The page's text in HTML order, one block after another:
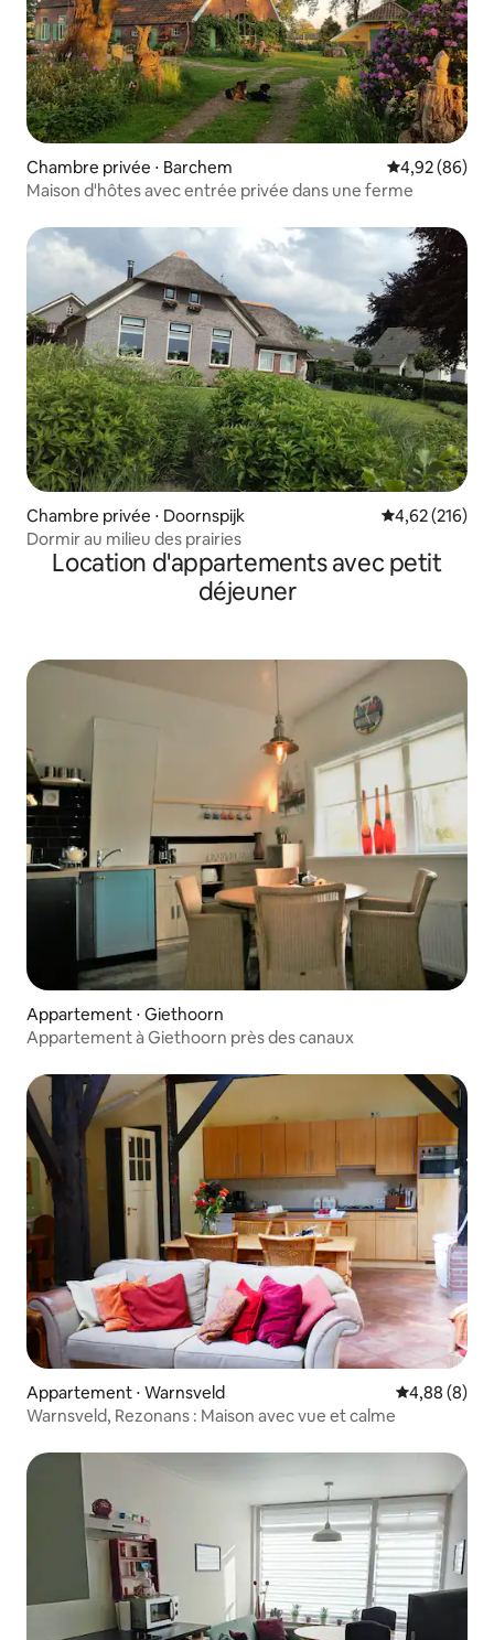
Chambre privée ⋅ Barchem Évaluation
4,92 (86)
Maison d'hôtes avec entrée privée dans une ferme
Chambre privée ⋅ Doornspijk Évaluation
4,62 (216)
Dormir au milieu des prairies
Location d'appartements avec petit
déjeuner
Appartement ⋅ Giethoorn
Appartement à Giethoorn près des canaux
Appartement ⋅ Warnsveld Évaluation
4,88 (8)
Warnsveld, Rezonans : Maison avec vue et calme